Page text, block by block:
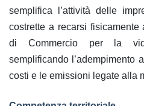
semplifica l’attività delle
costrette a recarsi
di Commercio per la
semplificando l’adempimento
costi e le emissioni legate alla